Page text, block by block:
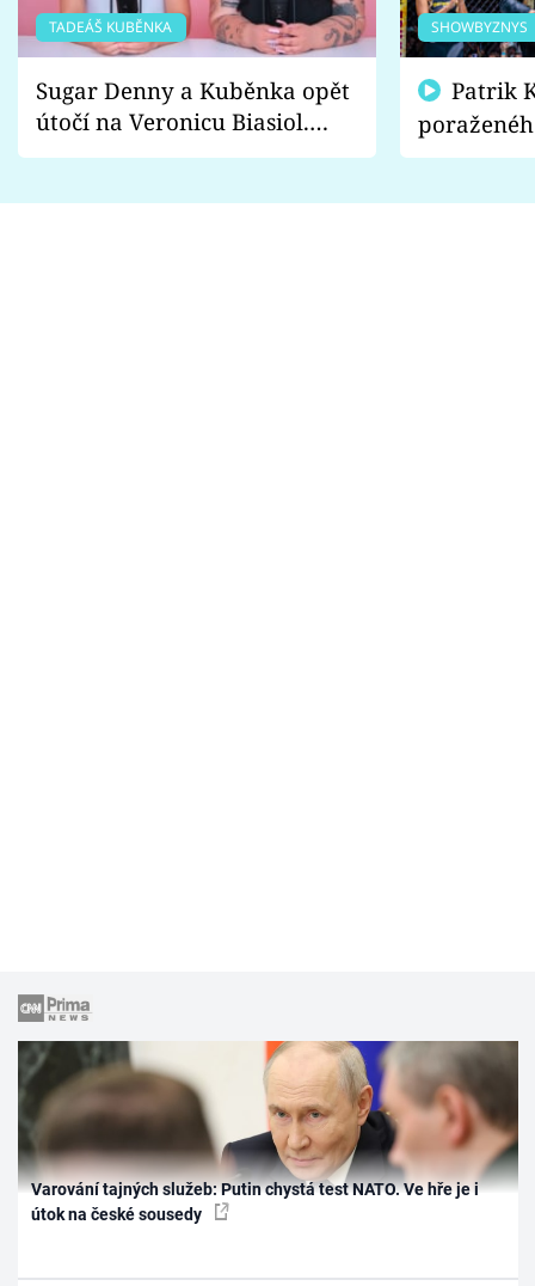
TADEÁŠ KUBĚNKA
Sugar Denny a Kuběnka opět
útočí na Veronicu Biasiol.
Proč je podle nich falešná a
SHOWBYZNYS
fanoušci
Varování tajných služeb: Putin chystá test NATO. Ve hře je i
útok na české sousedy